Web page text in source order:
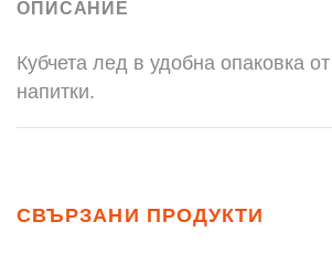
ОПИСАНИЕ
Кубчета лед в удобна опаковка
напитки.
СВЪРЗАНИ ПРОДУКТИ